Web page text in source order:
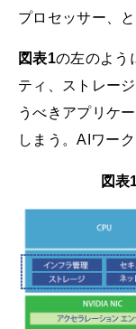
プロセッサー、
図表1の左のよう
ティ、ストレー
うべきアプリケ
しまう。AIワー
図